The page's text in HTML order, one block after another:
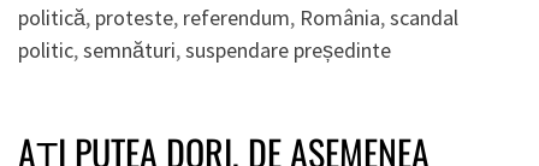
politică, proteste, referendum, România,scandal
politic,semnături,suspendare președinte
AȚI PUTEA DORI, DE ASEMENEA